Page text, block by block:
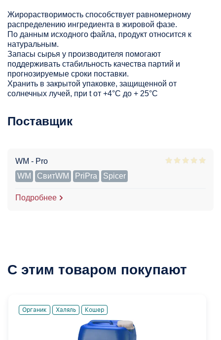
Жирорастворимость способствует равномерному
распределению ингредиента в жировой фазе.
По данным исходного файла, продукт относится к
натуральным.
Запасы сырья у производителя помогают
поддерживать стабильность качества партий и
прогнозируемые сроки поставки.
Хранить в закрытой упаковке, защищенной от
солнечных лучей, при t от +4°C до + 25°С
Поставщик
WM - Pro
WM
СвитWM PriPra Spicer
Подробнее
С этим товаром покупают
Органик Халяль Кошер